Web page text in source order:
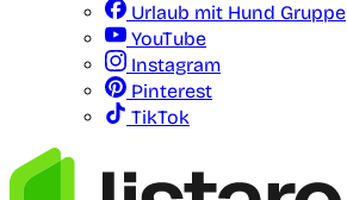
Urlaub mit Hund Gruppe
YouTube
Instagram
Pinterest
TikTok